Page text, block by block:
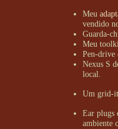
Meu
vendido
Guarda-
Meu
Pen-
Nexus S
local.
Um grid-
Ear plugs
ambiente